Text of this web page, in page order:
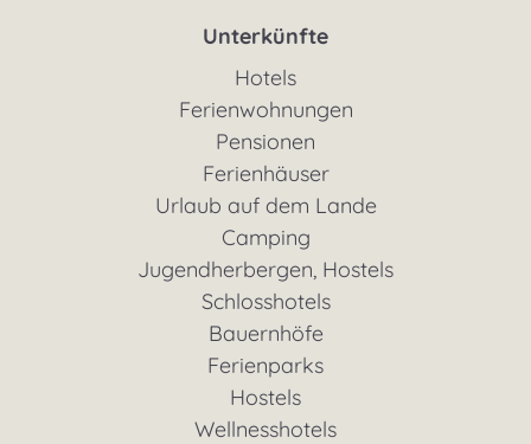
Unterkünfte
Hotels
Ferienwohnungen
Pensionen
Ferienhäuser
Urlaub auf dem Lande
Camping
Jugendherbergen, Hostels
Schlosshotels
Bauernhöfe
Ferienparks
Hostels
Wellnesshotels